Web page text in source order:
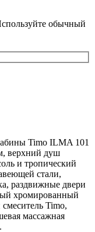
обычный
Timo ILMA 101
верхний душ
и тропический
стали,
раздвижные двери
хромированный
Timo,
массажная